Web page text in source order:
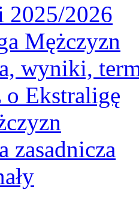
2025/2026
Mężczyzn
wyniki,
o Ekstraligę
zasadnicza